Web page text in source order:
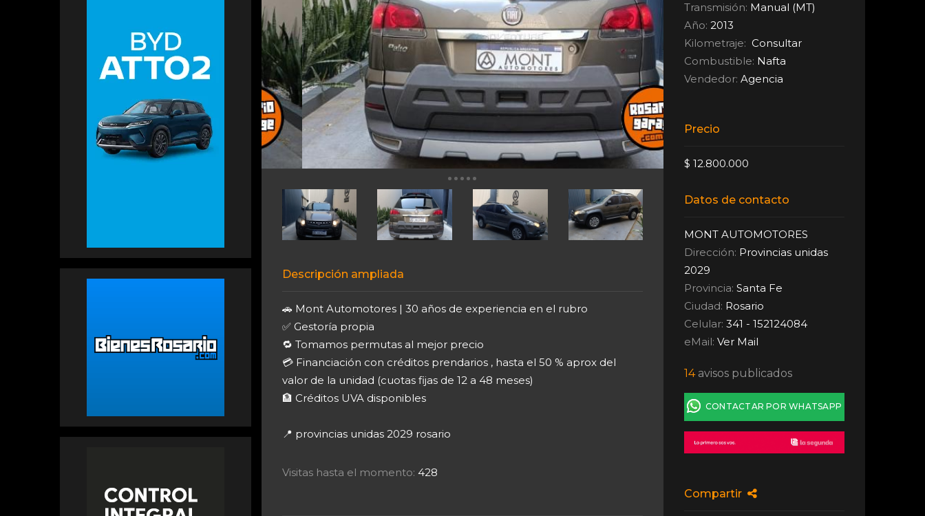
Descripción ampliada
🚗 Mont Automotores | 30 años de experiencia en el rubro
✅ Gestoría propia
🔁 Tomamos permutas al mejor precio
💳 Financiación con créditos prendarios , hasta el 50 % aprox del
valor de la unidad (cuotas fijas de 12 a 48 meses)
🏦 Créditos UVA disponibles
📍 provincias unidas 2029 rosario
Visitas hasta el momento: 428
Transmisión: Manual (MT)
Año: 2013
Kilometraje: Consultar
Combustible: Nafta
Vendedor: Agencia
Precio
$ 12.800.000
Datos de contacto
MONT AUTOMOTORES
Dirección: Provincias unidas
2029
Provincia:Santa Fe
Ciudad: Rosario
Celular: 341 - 152124084
eMail:Ver Mail
14avisos publicados
CONTACTAR POR WHATSAPP
Compartir